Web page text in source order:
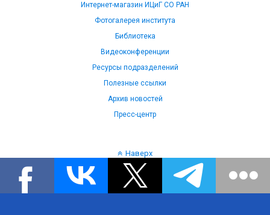
Интернет-магазин ИЦиГ СО РАН
Фотогалерея института
Библиотека
Видеоконференции
Ресурсы подразделений
Полезные ссылки
Архив новостей
Пресс-центр
Наверх